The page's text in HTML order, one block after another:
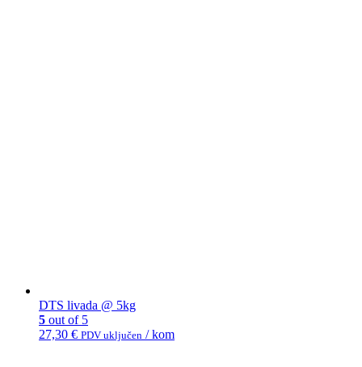
DTS livada @ 5kg
5 out of 5
27,30 € PDV uključen / kom